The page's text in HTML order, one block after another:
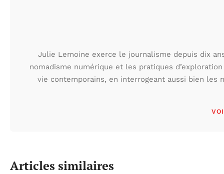
Julie Lemoine exerce le journalisme depuis dix
nomadisme numérique et les pratiques
vie contemporains, en interrogeant aussi bien
Articles similaires